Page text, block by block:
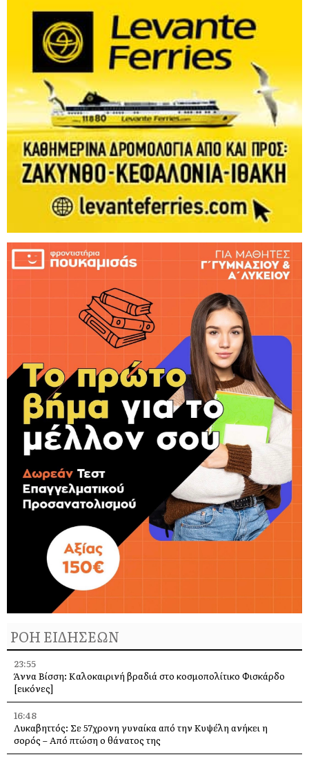
ΡΟΗ ΕΙΔΗΣΕΩΝ
23:55
Άννα Βίσση: Καλοκαιρινή βραδιά στο κοσμοπολίτικο Φισκάρδο
[εικόνες]
16:48
Λυκαβηττός: Σε 57χρονη γυναίκα από την Κυψέλη ανήκει η
σορός – Από πτώση ο θάνατος της